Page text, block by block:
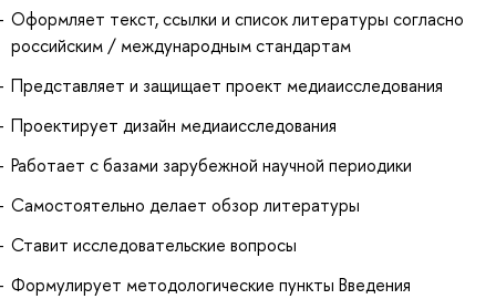
Оформляет текст, ссылки и список литературы согласно
российским / международным стандартам
Представляет и защищает проект медиаисследования
Проектирует дизайн медиаисследования
Работает с базами зарубежной научной периодики
Самостоятельно делает обзор литературы
Ставит исследовательские вопросы
Формулирует методологические пункты Введения